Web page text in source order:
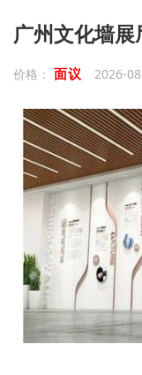
广州文化墙
价格： 面议 2026-